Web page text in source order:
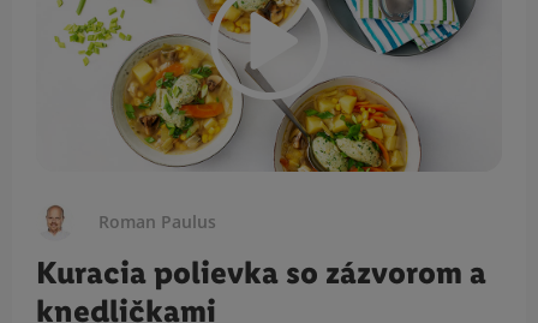
Roman Paulus
Kuracia polievka so zázvorom a
knedličkami